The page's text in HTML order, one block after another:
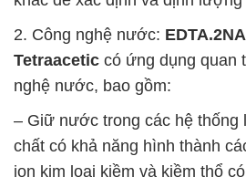
2. Công nghệ nước:
Tetraacetic có ứng dụng quan
nghệ nước, bao gồm:
– Giữ nước trong các hệ thống
chất có khả năng hình thành
ion kim loại kiềm và kiềm thổ